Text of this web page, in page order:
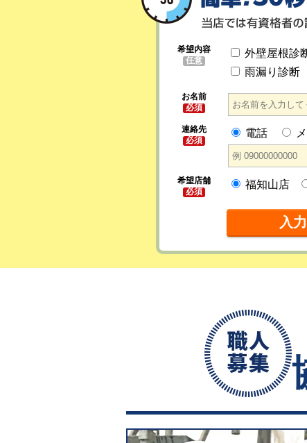
希望内容
任意
外壁屋根診
雨漏り診断
お名前
必須
連絡先
必須
電話
希望店舗
必須
福知山店